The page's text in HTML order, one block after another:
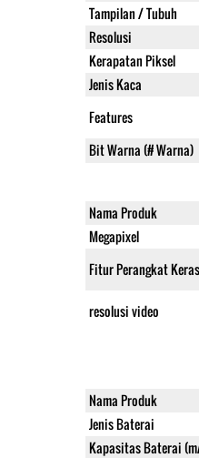
Tampilan / Tubuh
Resolusi
Kerapatan Piksel
Jenis Kaca
Features
Bit Warna (# Warna)
Nama Produk
Megapixel
Fitur Perangkat
resolusi video
Nama Produk
Jenis Baterai
Kapasitas Baterai